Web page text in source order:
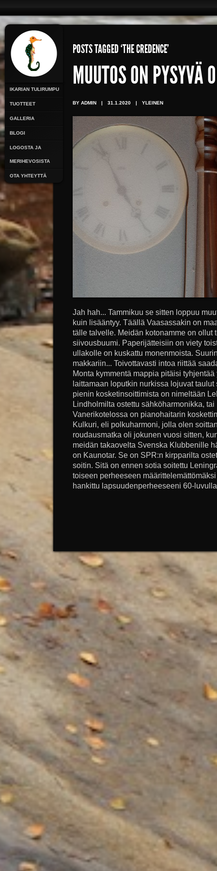
IKARIAN TULIRUMPU
TUOTTEET
GALLERIA
BLOGI
LOGOSTA JA
MERIHEVOSISTA
OTA YHTEYTTÄ
POSTS TAGGED ‘THE CREDENCE’
MUUTOS ON PYSYVÄ
BY ADMIN | 31.1.2020 | YLEINEN
Jah hah... Tammikuu se sitten loppuu
kuin lisääntyy. Täällä Vaasassakin on
tälle talvelle. Meidän kotonamme on ollut
siivousbuumi. Paperijätteisiin on viety
ullakolle on kuskattu monenmoista.
makkariin... Toivottavasti intoa riittää
Monta kymmentä mappia pitäisi
laittamaan loputkin nurkissa lojuvat
pienin kosketinsoittimista on nimeltään
Lindholmilta ostettu sähköharmonikka,
Vanerikotelossa on pianohaitarin
Kulkuri, eli polkuharmoni, jolla olen
roudausmatka oli jokunen vuosi sitten,
meidän takaovelta Svenska Klubbenille
on Kaunotar. Se on SPR:n kirpparilta
soitin. Sitä on ennen sotia soitettu
toiseen perheeseen
hankittu lapsuudenperheeseeni 60-